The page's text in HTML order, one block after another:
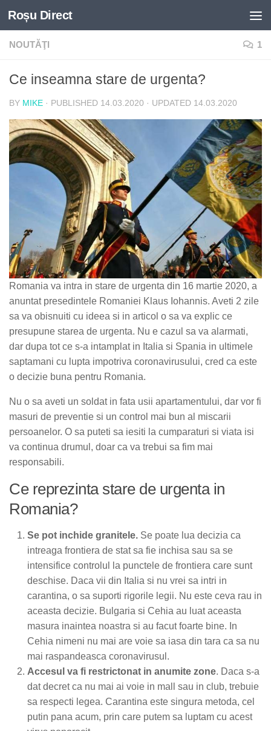
Skip to content
Roșu Direct
NOUTĂŢI 1
Ce inseamna stare de urgenta?
BY MIKE · PUBLISHED 14.03.2020 · UPDATED 14.03.2020
Romania va intra in stare de urgenta din 16 martie 2020, a
anuntat presedintele Romaniei Klaus Iohannis. Aveti 2 zile
sa va obisnuiti cu ideea si in articol o sa va explic ce
presupune starea de urgenta. Nu e cazul sa va alarmati,
dar dupa tot ce s-a intamplat in Italia si Spania in ultimele
saptamani cu lupta impotriva coronavirusului, cred ca este
o decizie buna pentru Romania.
Nu o sa aveti un soldat in fata usii apartamentului, dar vor fi
masuri de preventie si un control mai bun al miscarii
persoanelor. O sa puteti sa iesiti la cumparaturi si viata isi
va continua drumul, doar ca va trebui sa fim mai
responsabili.
Ce reprezinta stare de urgenta in
Romania?
Se pot inchide granitele. Se poate lua decizia ca
intreaga frontiera de stat sa fie inchisa sau sa se
intensifice controlul la punctele de frontiera care sunt
deschise. Daca vii din Italia si nu vrei sa intri in
carantina, o sa suporti rigorile legii. Nu este ceva rau in
aceasta decizie. Bulgaria si Cehia au luat aceasta
masura inaintea noastra si au facut foarte bine. In
Cehia nimeni nu mai are voie sa iasa din tara ca sa nu
mai raspandeasca coronavirusul.
Accesul va fi restrictonat in anumite zone. Daca s-a
dat decret ca nu mai ai voie in mall sau in club, trebuie
sa respecti legea. Carantina este singura metoda, cel
putin pana acum, prin care putem sa luptam cu acest